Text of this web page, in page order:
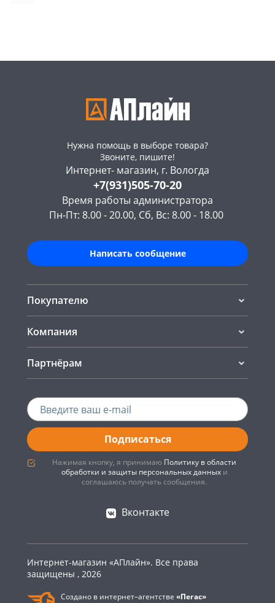
Нужна помощь в выборе товара?
Звоните, пишите!
Интернет- магазин, г. Вологда
+7(931)505-70-20
Время работы администратора
Пн-Пт: 8.00 - 20.00, Сб, Вс: 8.00 - 18.00
Написать сообщение
Покупателю
Компания
Партнёрам
Подписаться
Нажимая кнопку, я принимаю Политику в области
обработки и защиты персональных данныхи
соглашаюсь получать сообщения.
Вконтакте
Интернет-магазин «АПлайн». Все права
защищены , 2026
Создано в интернет–агентстве «Пегас»